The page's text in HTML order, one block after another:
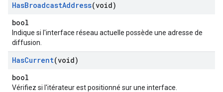
HasBroadcastAddress(void)
bool
Indique si l'interface réseau actuelle possède une adresse de
diffusion.
HasCurrent(void)
bool
Vérifiez si l'itérateur est positionné sur une interface.